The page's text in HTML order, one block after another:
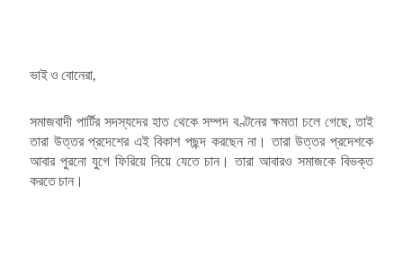
ভাই ও বোনেরা,
সমাজবাদী পার্টির সদস্যদের হাত থেকে সম্পদ বণ্টনের ক্ষমতা চলে গেছে, তাই
তারা উত্তর প্রদেশের এই বিকাশ পছন্দ করছেন না। তারা উত্তর প্রদেশকে
আবার পুরনো যুগে ফিরিয়ে নিয়ে যেতে চান। তারা আবারও সমাজকে বিভক্ত
করতে চান।